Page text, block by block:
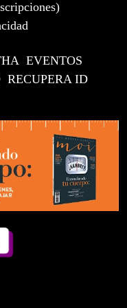
EVENTOS
RECUPERA ID